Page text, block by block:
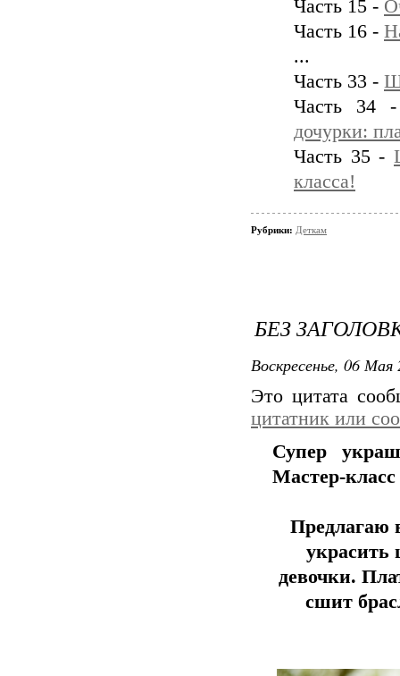
Часть 15 -
Часть 16 -
...
Часть 33 -
Часть 34
дочурки:
Часть 35 -
класса!
Рубрики: Деткам
БЕЗ
Воскресенье, 06
Это цитата
цитатник или
Супер
Мастер-класс
Предлагаю
украсить
девочки.
сшит